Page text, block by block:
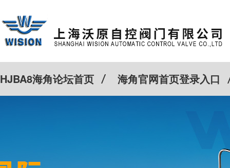
HJBA8海角论坛首页 海角官网首页登录入口